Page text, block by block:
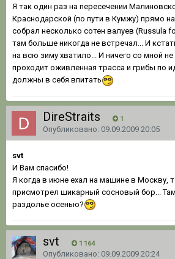
Я так один раз на пересечении
Краснодарской (по пути в Кумжу) прямо
собрал несколько сотен валуев (Russula
там больше никогда не встречал... И
на всю зиму хватило... И ничего со мной
проходит оживленная трасса и грибы по
должны в себя впитать
DireStraits 1
Опубликовано: 09.09.2009 20:05
svt
И Вам спасибо!
Я когда в июне ехал на машине в Москву,
присмотрел шикарный сосновый бор...
раздолье осенью?
svt 1 164
Опубликовано: 09.09.2009 20:24